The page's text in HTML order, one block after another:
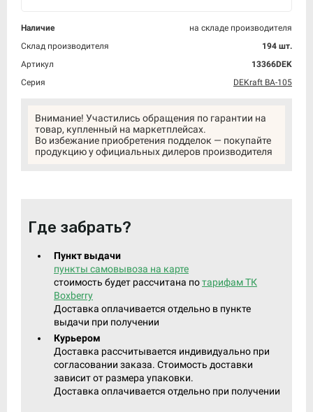
Наличие
на складе производителя
Склад производителя
194 шт.
Артикул
13366DEK
Серия
DEKraft ВА-105
Внимание! Участились обращения по гарантии на
товар, купленный на маркетплейсах.
Во избежание приобретения подделок — покупайте
продукцию у официальных дилеров производителя
Где забрать?
Пункт выдачи
пункты самовывоза на карте
стоимость будет рассчитана потарифам ТК
Boxberry
Доставка оплачивается отдельно в пункте
выдачи при получении
Курьером
Доставка рассчитывается индивидуально при
согласовании заказа. Стоимость доставки
зависит от размера упаковки.
Доставка оплачивается отдельно при получении